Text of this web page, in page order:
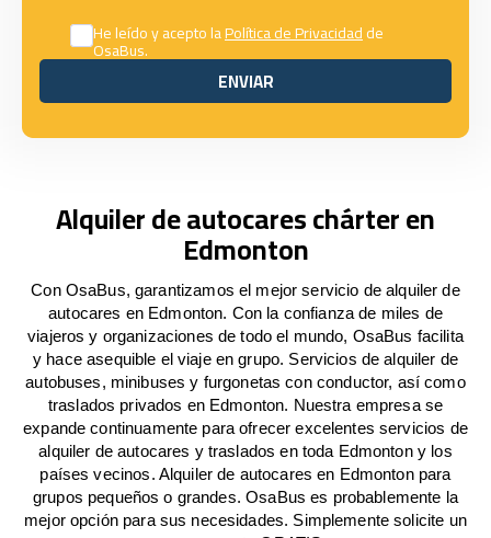
He leído y acepto laPolítica de Privacidadde
OsaBus.
ENVIAR
ENVIAR
Alquiler de autocares chárter en
Edmonton
Con OsaBus, garantizamos el mejor servicio de alquiler de
autocares en Edmonton. Con la confianza de miles de
viajeros y organizaciones de todo el mundo, OsaBus facilita
y hace asequible el viaje en grupo. Servicios de alquiler de
autobuses, minibuses y furgonetas con conductor, así como
traslados privados en Edmonton. Nuestra empresa se
expande continuamente para ofrecer excelentes servicios de
alquiler de autocares y traslados en toda Edmonton y los
países vecinos. Alquiler de autocares en Edmonton para
grupos pequeños o grandes. OsaBus es probablemente la
mejor opción para sus necesidades. Simplemente solicite un